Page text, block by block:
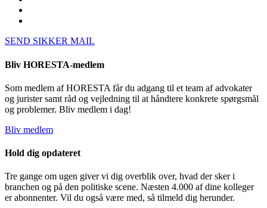
SEND SIKKER MAIL
Bliv HORESTA-medlem
Som medlem af HORESTA får du adgang til et team af advokater
og jurister samt råd og vejledning til at håndtere konkrete spørgsmål
og problemer. Bliv medlem i dag!
Bliv medlem
Hold dig opdateret
Tre gange om ugen giver vi dig overblik over, hvad der sker i
branchen og på den politiske scene. Næsten 4.000 af dine kolleger
er abonnenter. Vil du også være med, så tilmeld dig herunder.